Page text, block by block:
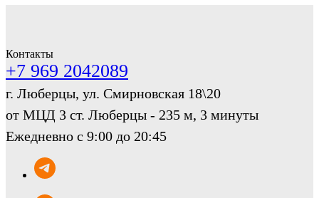
Контакты
+7 969 2042089
г. Люберцы, ул. Смирновская 18\20
от МЦД 3 ст. Люберцы - 235 м, 3 минуты
Ежедневно с 9:00 до 20:45